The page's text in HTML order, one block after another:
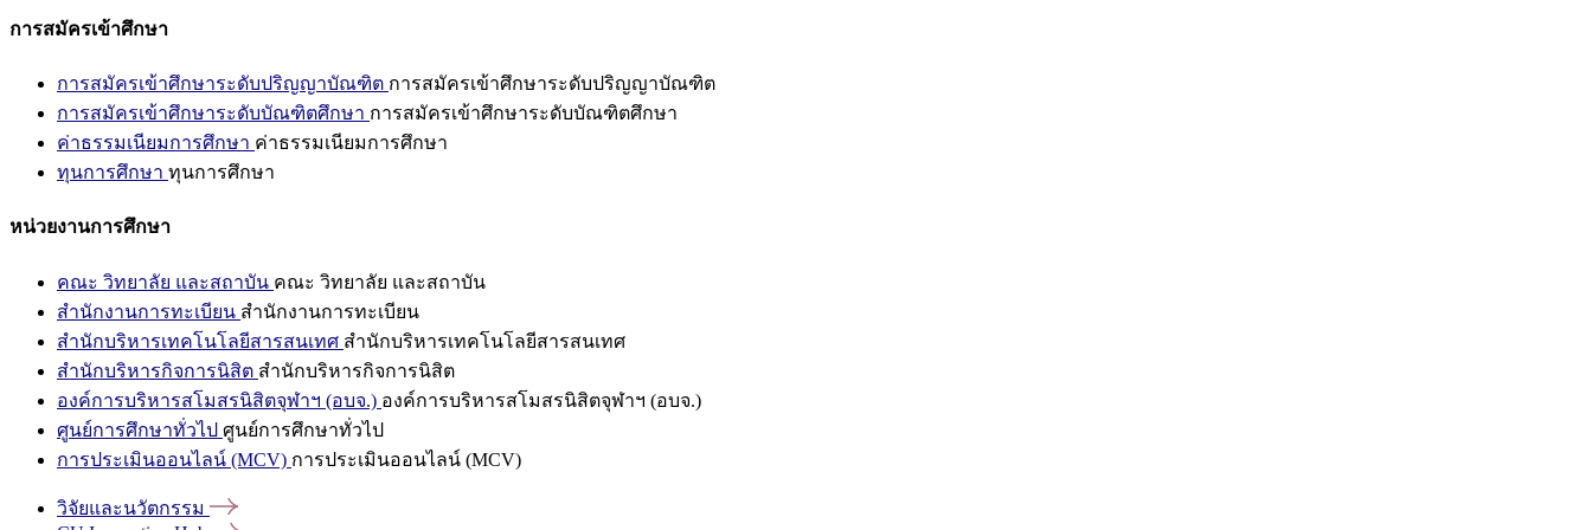
การสมัครเข้าศึกษา
การสมัครเข้าศึกษาระดับปริญญาบัณฑิต การสมัครเข้าศึกษาระดับปริญญาบัณฑิต
การสมัครเข้าศึกษาระดับบัณฑิตศึกษา การสมัครเข้าศึกษาระดับบัณฑิตศึกษา
ค่าธรรมเนียมการศึกษา ค่าธรรมเนียมการศึกษา
ทุนการศึกษา ทุนการศึกษา
หน่วยงานการศึกษา
คณะ วิทยาลัย และสถาบัน คณะ วิทยาลัย และสถาบัน
สำนักงานการทะเบียน สำนักงานการทะเบียน
สำนักบริหารเทคโนโลยีสารสนเทศ สำนักบริหารเทคโนโลยีสารสนเทศ
สำนักบริหารกิจการนิสิต สำนักบริหารกิจการนิสิต
องค์การบริหารสโมสรนิสิตจุฬาฯ (อบจ.) องค์การบริหารสโมสรนิสิตจุฬาฯ (อบจ.)
ศูนย์การศึกษาทั่วไป ศูนย์การศึกษาทั่วไป
การประเมินออนไลน์ (MCV) การประเมินออนไลน์ (MCV)
วิจัยและนวัตกรรม